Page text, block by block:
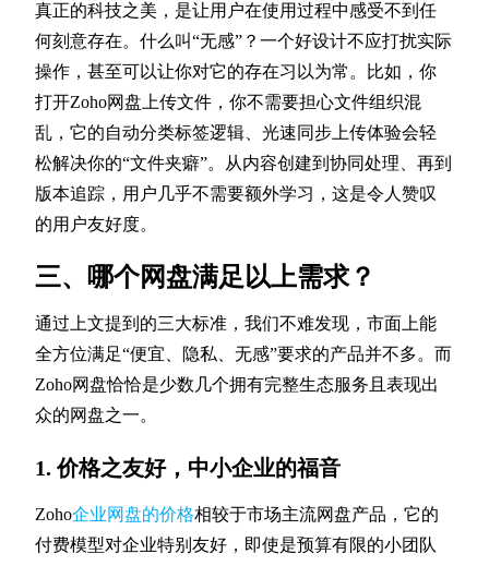
真正的科技之美，是让用户在使用过程中感受不到任
何刻意存在。什么叫“无感”？一个好设计不应打扰实际
操作，甚至可以让你对它的存在习以为常。比如，你
打开Zoho网盘上传文件，你不需要担心文件组织混
乱，它的自动分类标签逻辑、光速同步上传体验会轻
松解决你的“文件夹癖”。从内容创建到协同处理、再到
版本追踪，用户几乎不需要额外学习，这是令人赞叹
的用户友好度。
三、哪个网盘满足以上需求？
通过上文提到的三大标准，我们不难发现，市面上能
全方位满足“便宜、隐私、无感”要求的产品并不多。而
Zoho网盘恰恰是少数几个拥有完整生态服务且表现出
众的网盘之一。
1. 价格之友好，中小企业的福音
Zoho企业网盘的价格相较于市场主流网盘产品，它的
付费模型对企业特别友好，即使是预算有限的小团队